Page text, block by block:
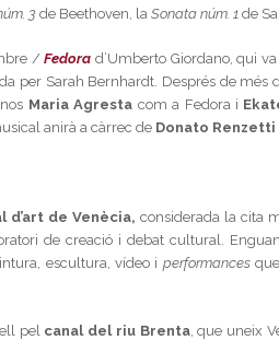
3 de Beethoven, laSonata núm. 1 de
/Fedora d’Umberto Giordano, qui
per Sarah Bernhardt. Després de més
Maria Agresta com a Fedora i
anirà a càrrec de Donato Renzetti
d’art de Venècia,considerada la cita
de creació i debat cultural.
escultura, vídeo i performances
pel canal del riu Brenta, que uneix